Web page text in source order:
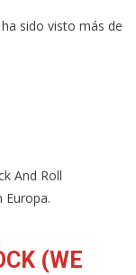
ha sido visto más de
And Roll
Europa.
(WE